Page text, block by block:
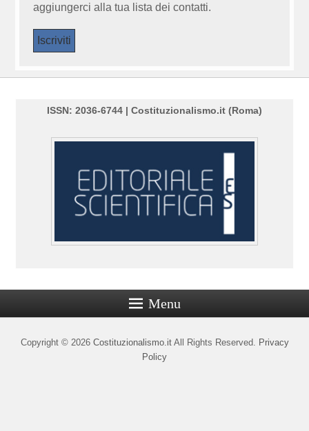
aggiungerci alla tua lista dei contatti.
ISSN: 2036-6744 | Costituzionalismo.it (Roma)
Menu
Copyright © 2026 Costituzionalismo.itAll Rights Reserved.
Privacy
Policy